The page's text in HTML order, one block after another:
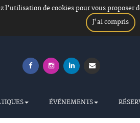
de cookies pour vous
J'ai compris
ÉVÉNEMENTS